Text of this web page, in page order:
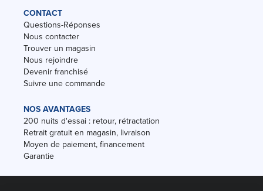
CONTACT
Questions-Réponses
Nous contacter
Trouver un magasin
Nous rejoindre
Devenir franchisé
Suivre une commande
NOS AVANTAGES
200 nuits d'essai : retour, rétractation
Retrait gratuit en magasin, livraison
Moyen de paiement, financement
Garantie